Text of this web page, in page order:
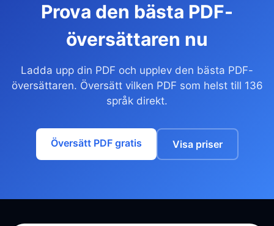
Prova den bästa PDF-
översättaren nu
Ladda upp din PDF och upplev den bästa PDF-
översättaren. Översätt vilken PDF som helst till 136
språk direkt.
Översätt PDF gratis Visa priser